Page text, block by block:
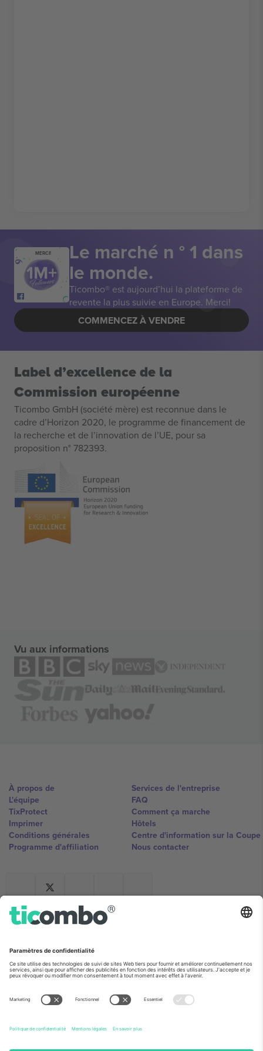
MERCI! Le marché n ° 1 dans
le monde.
Ticombo® est aujourd’hui la plateforme de
revente la plus suivie en Europe. Merci!
COMMENCEZ À VENDRE
Label d’excellence de la
Commission européenne
Ticombo GmbH (société mère) est reconnue dans le
cadre d’Horizon 2020, le programme de financement de
la recherche et de l’innovation de l’UE, pour sa
proposition n° 782393.
Vu aux informations
À propos de
L'équipe
TixProtect
Imprimer
Conditions générales
Programme d'affiliation
Services de l'entreprise
FAQ
Comment ça marche
Hôtels
Centre d'information sur la Coupe
Nous contacter
Ticombo France
Mimi Balkanska 132, 1540, Sofia,
Bulgaria
L'entité juridique du fournisseur de la plateforme peut changer en
détails, consultez la page spécifique de l'événement, les mentions